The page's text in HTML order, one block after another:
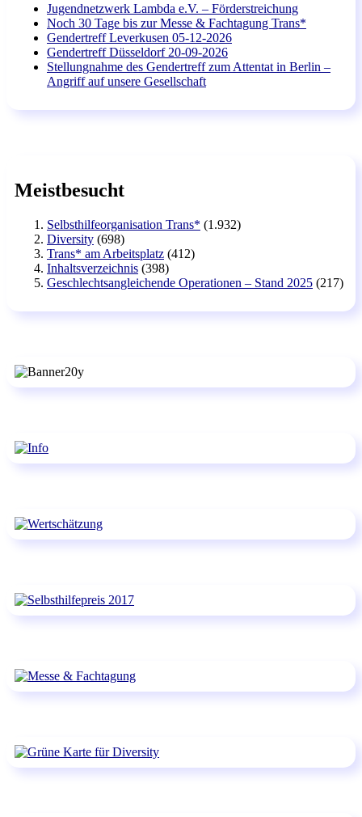
Jugendnetzwerk Lambda e.V. – Förderstreichung
Noch 30 Tage bis zur Messe & Fachtagung Trans*
Gendertreff Leverkusen 05-12-2026
Gendertreff Düsseldorf 20-09-2026
Stellungnahme des Gendertreff zum Attentat in Berlin –
Angriff auf unsere Gesellschaft
Meistbesucht
Selbsthilfeorganisation Trans* (1.932)
Diversity (698)
Trans* am Arbeitsplatz (412)
Inhaltsverzeichnis (398)
Geschlechtsangleichende Operationen – Stand 2025 (217)